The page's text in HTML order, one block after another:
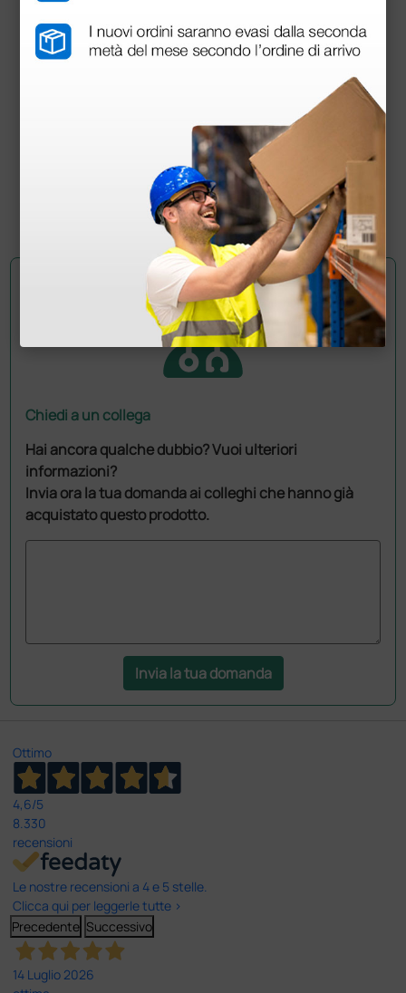
1 pz.
Chiedi a un collega
Hai ancora qualche dubbio? Vuoi ulteriori
informazioni?
Invia ora la tua domanda ai colleghi che hanno già
acquistato questo prodotto.
Invia la tua domanda
Ottimo
4,6/5
8.330
recensioni
Le nostre recensioni a 4 e 5 stelle.
Clicca qui per leggerle tutte >
Precedente Successivo
14 Luglio 2026